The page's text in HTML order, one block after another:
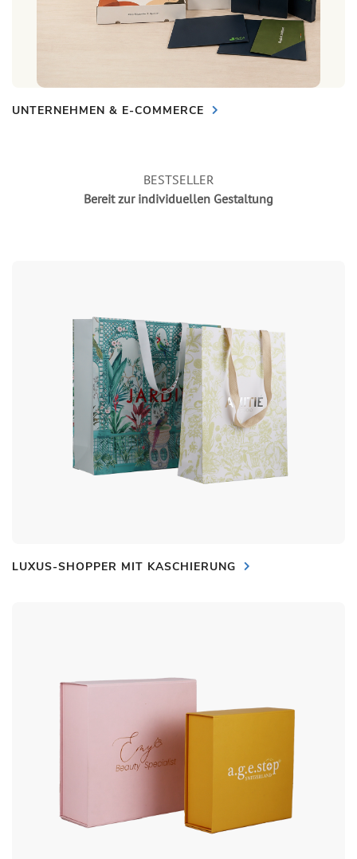
UNTERNEHMEN & E-COMMERCE
BESTSELLER
Bereit zur individuellen Gestaltung
LUXUS-SHOPPER MIT KASCHIERUNG